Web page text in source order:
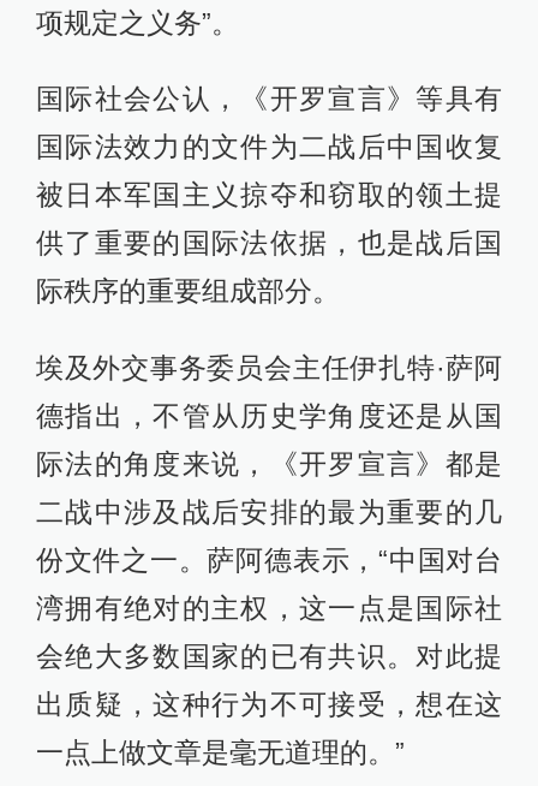
项规定之义务”。
国际社会公认，《开罗宣言》等具有
国际法效力的文件为二战后中国收复
被日本军国主义掠夺和窃取的领土提
供了重要的国际法依据，也是战后国
际秩序的重要组成部分。
埃及外交事务委员会主任伊扎特·萨阿
德指出，不管从历史学角度还是从国
际法的角度来说，《开罗宣言》都是
二战中涉及战后安排的最为重要的几
份文件之一。萨阿德表示，“中国对台
湾拥有绝对的主权，这一点是国际社
会绝大多数国家的已有共识。对此提
出质疑，这种行为不可接受，想在这
一点上做文章是毫无道理的。”